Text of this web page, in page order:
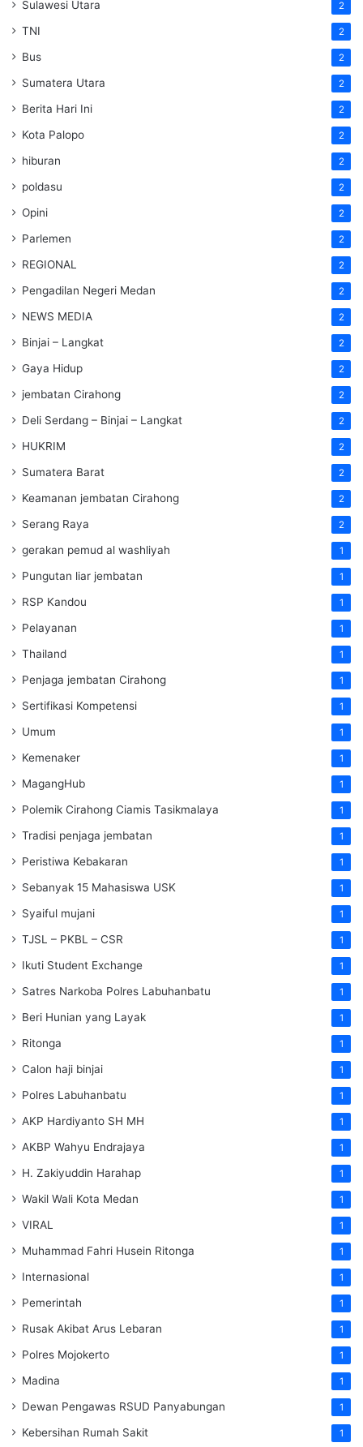
Sulawesi Utara 2
TNI 2
Bus 2
Sumatera Utara 2
Berita Hari Ini 2
Kota Palopo 2
hiburan 2
poldasu 2
Opini 2
Parlemen 2
REGIONAL 2
Pengadilan Negeri Medan 2
NEWS MEDIA 2
Binjai – Langkat 2
Gaya Hidup 2
jembatan Cirahong 2
Deli Serdang – Binjai – Langkat 2
HUKRIM 2
Sumatera Barat 2
Keamanan jembatan Cirahong 2
Serang Raya 2
gerakan pemud al washliyah 1
Pungutan liar jembatan 1
RSP Kandou 1
Pelayanan 1
Thailand 1
Penjaga jembatan Cirahong 1
Sertifikasi Kompetensi 1
Umum 1
Kemenaker 1
MagangHub 1
Polemik Cirahong Ciamis Tasikmalaya 1
Tradisi penjaga jembatan 1
Peristiwa Kebakaran 1
Sebanyak 15 Mahasiswa USK 1
Syaiful mujani 1
TJSL – PKBL – CSR 1
Ikuti Student Exchange 1
Satres Narkoba Polres Labuhanbatu 1
Beri Hunian yang Layak 1
Ritonga 1
Calon haji binjai 1
Polres Labuhanbatu 1
AKP Hardiyanto SH MH 1
AKBP Wahyu Endrajaya 1
H. Zakiyuddin Harahap 1
Wakil Wali Kota Medan 1
VIRAL 1
Muhammad Fahri Husein Ritonga 1
Internasional 1
Pemerintah 1
Rusak Akibat Arus Lebaran 1
Polres Mojokerto 1
Madina 1
Dewan Pengawas RSUD Panyabungan 1
Kebersihan Rumah Sakit 1